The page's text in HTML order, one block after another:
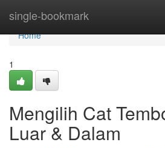
single-bookmark
Home
Home
1
Mengilih Cat
Luar & Dalam